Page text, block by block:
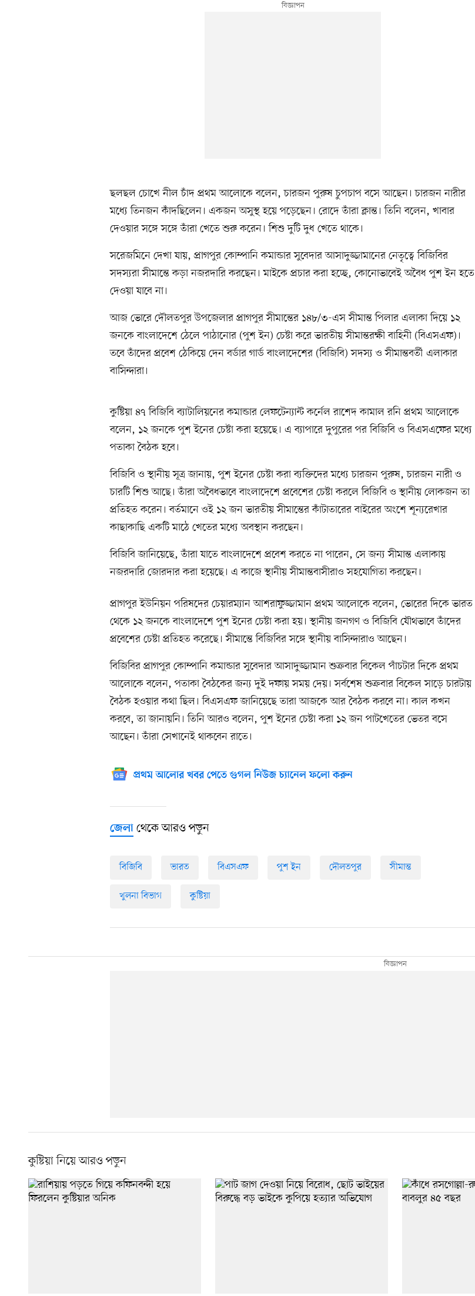
ছলছল চোখে নীল চাঁদ প্রথম আলোকে বলেন, চারজন পুরুষ চুপচাপ বসে আছেন। চারজন নারীর
মধ্যে তিনজন কাঁদছিলেন। একজন অসুস্থ হয়ে পড়েছেন। রোদে তাঁরা ক্লান্ত। তিনি বলেন, খাবার
দেওয়ার সঙ্গে সঙ্গে তাঁরা খেতে শুরু করেন। শিশু দুটি দুধ খেতে থাকে।
সরেজমিনে দেখা যায়, প্রাগপুর কোম্পানি কমান্ডার সুবেদার আসাদুজ্জামানের নেতৃত্বে বিজিবির
সদস্যরা সীমান্তে কড়া নজরদারি করছেন। মাইকে প্রচার করা হচ্ছে, কোনোভাবেই অবৈধ পুশ ইন হতে
দেওয়া যাবে না।
আজ ভোরে দৌলতপুর উপজেলার প্রাগপুর সীমান্তের ১৪৮/৩-এস সীমান্ত পিলার এলাকা দিয়ে ১২
জনকে বাংলাদেশে ঠেলে পাঠানোর (পুশ ইন) চেষ্টা করে ভারতীয় সীমান্তরক্ষী বাহিনী (বিএসএফ)।
তবে তাঁদের প্রবেশ ঠেকিয়ে দেন বর্ডার গার্ড বাংলাদেশের (বিজিবি) সদস্য ও সীমান্তবর্তী এলাকার
বাসিন্দারা।
কুষ্টিয়া ৪৭ বিজিবি ব্যাটালিয়নের কমান্ডার লেফটেন্যান্ট কর্নেল রাশেদ কামাল রনি প্রথম আলোকে
বলেন, ১২ জনকে পুশ ইনের চেষ্টা করা হয়েছে। এ ব্যাপারে দুপুরের পর বিজিবি ও বিএসএফের মধ্যে
পতাকা বৈঠক হবে।
বিজিবি ও স্থানীয় সূত্র জানায়, পুশ ইনের চেষ্টা করা ব্যক্তিদের মধ্যে চারজন পুরুষ, চারজন নারী ও
চারটি শিশু আছে। তাঁরা অবৈধভাবে বাংলাদেশে প্রবেশের চেষ্টা করলে বিজিবি ও স্থানীয় লোকজন তা
প্রতিহত করেন। বর্তমানে ওই ১২ জন ভারতীয় সীমান্তের কাঁটাতারের বাইরের অংশে শূন্যরেখার
কাছাকাছি একটি মাঠে খেতের মধ্যে অবস্থান করছেন।
বিজিবি জানিয়েছে, তাঁরা যাতে বাংলাদেশে প্রবেশ করতে না পারেন, সে জন্য সীমান্ত এলাকায়
নজরদারি জোরদার করা হয়েছে। এ কাজে স্থানীয় সীমান্তবাসীরাও সহযোগিতা করছেন।
প্রাগপুর ইউনিয়ন পরিষদের চেয়ারম্যান আশরাফুজ্জামান প্রথম আলোকে বলেন, ভোরের দিকে ভারত
থেকে ১২ জনকে বাংলাদেশে পুশ ইনের চেষ্টা করা হয়। স্থানীয় জনগণ ও বিজিবি যৌথভাবে তাঁদের
প্রবেশের চেষ্টা প্রতিহত করেছে। সীমান্তে বিজিবির সঙ্গে স্থানীয় বাসিন্দারাও আছেন।
বিজিবির প্রাগপুর কোম্পানি কমান্ডার সুবেদার আসাদুজ্জামান শুক্রবার বিকেল পাঁচটার দিকে প্রথম
আলোকে বলেন, পতাকা বৈঠকের জন্য দুই দফায় সময় দেয়। সর্বশেষ শুক্রবার বিকেল সাড়ে চারটায়
বৈঠক হওয়ার কথা ছিল। বিএসএফ জানিয়েছে তারা আজকে আর বৈঠক করবে না। কাল কখন
করবে, তা জানায়নি। তিনি আরও বলেন, পুশ ইনের চেষ্টা করা ১২ জন পাটখেতের ভেতর বসে
আছেন। তাঁরা সেখানেই থাকবেন রাতে।
প্রথম আলোর খবর পেতে গুগল নিউজ চ্যানেল ফলো করুন
জেলা থেকে আরও পড়ুন
বিজিবি ভারত বিএসএফ পুশ ইন দৌলতপুর সীমান্ত
খুলনা বিভাগ কুষ্টিয়া
কুষ্টিয়া নিয়ে আরও পড়ুন